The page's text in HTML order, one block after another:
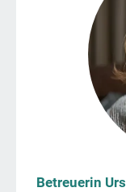
Betreuerin